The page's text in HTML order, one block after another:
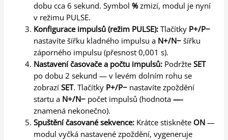
dobu cca 6 sekund. Symbol%zmizí, modul je nyní
v režimu PULSE.
Konfigurace impulsů (režim PULSE): Tlačítky P+/P−
nastavíte šířku kladného impulsu a N+/N− šířku
záporného impulsu (přesnost 0,001 s).
Nastavení časovače a počtu impulsů: PodržteSET
po dobu 2 sekund — v levém dolním rohu se
zobrazíSET. Tlačítky P+/P− nastavíte zpoždění
startu a N+/N− počet impulsů (hodnota—-
znamená nekonečno).
Spuštění časované sekvence: Krátce stiskněte ON —
modul vyčká nastavené zpoždění, vygeneruje